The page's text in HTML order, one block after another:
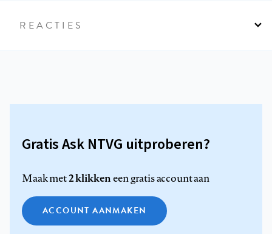
REACTIES
Gratis Ask NTVG uitproberen?
Maak met2 klikkeneen gratis account aan
ACCOUNT AANMAKEN